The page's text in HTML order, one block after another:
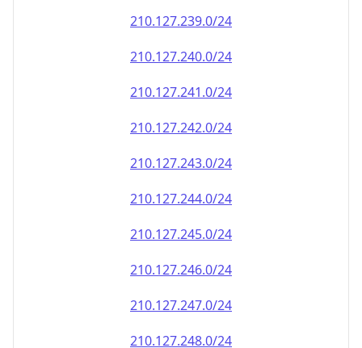
210.127.239.0/24
210.127.240.0/24
210.127.241.0/24
210.127.242.0/24
210.127.243.0/24
210.127.244.0/24
210.127.245.0/24
210.127.246.0/24
210.127.247.0/24
210.127.248.0/24